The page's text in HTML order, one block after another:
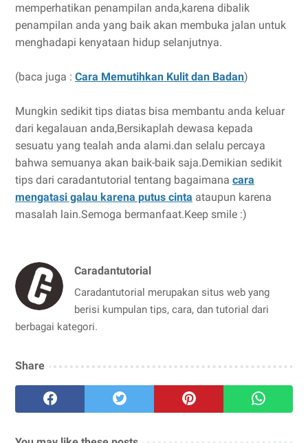
memperhatikan penampilan anda,karena dibalik
penampilan anda yang baik akan membuka jalan untuk
menghadapi kenyataan hidup selanjutnya.
(baca juga : Cara Memutihkan Kulit dan Badan)
Mungkin sedikit tips diatas bisa membantu anda keluar
dari kegalauan anda,Bersikaplah dewasa kepada
sesuatu yang tealah anda alami.dan selalu percaya
bahwa semuanya akan baik-baik saja.Demikian sedikit
tips dari caradantutorial tentang bagaimana cara
mengatasi galau karena putus cinta ataupun karena
masalah lain.Semoga bermanfaat.Keep smile :)
Caradantutorial
Caradantutorial merupakan situs web yang
berisi kumpulan tips, cara, dan tutorial dari
berbagai kategori.
Share